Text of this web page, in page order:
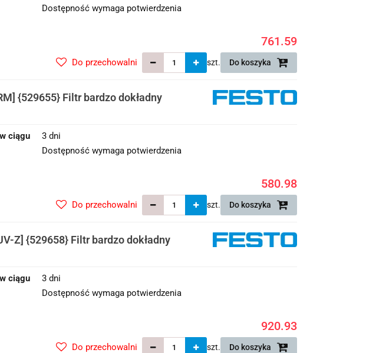
Dostępność wymaga potwierdzenia
761.59
szt. Do koszyka
Do przechowalni
{529655} Filtr bardzo dokładny
ciągu
3 dni
Dostępność wymaga potwierdzenia
580.98
szt. Do koszyka
Do przechowalni
Z] {529658} Filtr bardzo dokładny
ciągu
3 dni
Dostępność wymaga potwierdzenia
920.93
szt. Do koszyka
Do przechowalni